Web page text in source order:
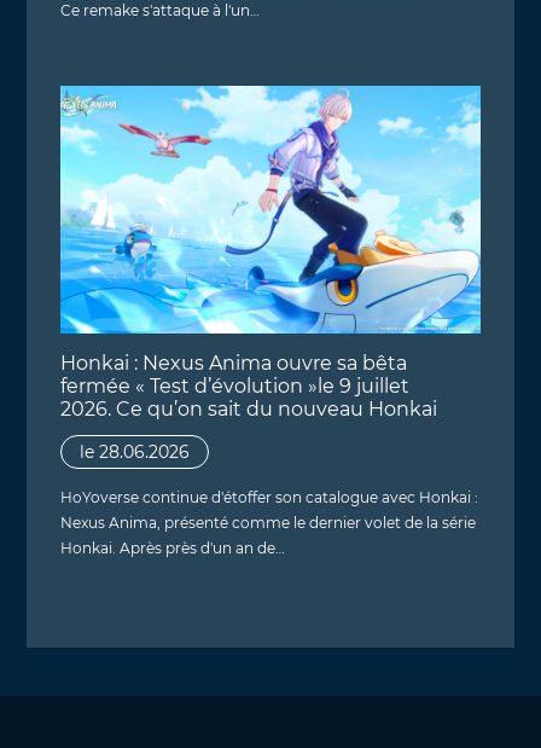
Ce remake s'attaque à l'un…
Honkai : Nexus Anima ouvre sa bêta
fermée « Test d’évolution »le 9 juillet
2026. Ce qu’on sait du nouveau Honkai
le 28.06.2026
HoYoverse continue d'étoffer son catalogue avec Honkai :
Nexus Anima, présenté comme le dernier volet de la série
Honkai. Après près d'un an de…